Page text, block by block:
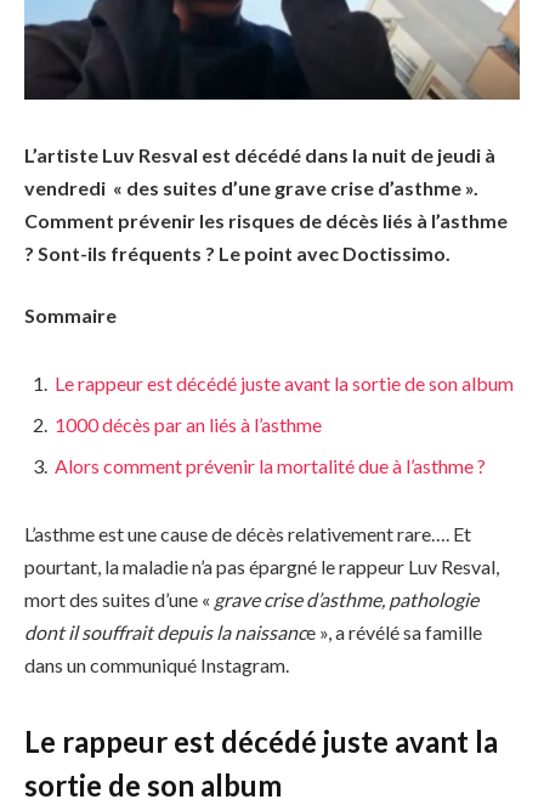
L’artiste Luv Resval est décédé dans la nuit de jeudi à
vendredi « des suites d’une grave crise d’asthme ».
Comment prévenir les risques de décès liés à l’asthme
? Sont-ils fréquents ? Le point avec Doctissimo.
Sommaire
Le rappeur est décédé juste avant la sortie de son album
1000 décès par an liés à l’asthme
Alors comment prévenir la mortalité due à l’asthme ?
L’asthme est une cause de décès relativement rare…. Et
pourtant, la maladie n’a pas épargné le rappeur Luv Resval,
mort des suites d’une « grave crise d’asthme, pathologie
dont il souffrait depuis la naissance », a révélé sa famille
dans un communiqué Instagram.
Le rappeur est décédé juste avant la
sortie de son album